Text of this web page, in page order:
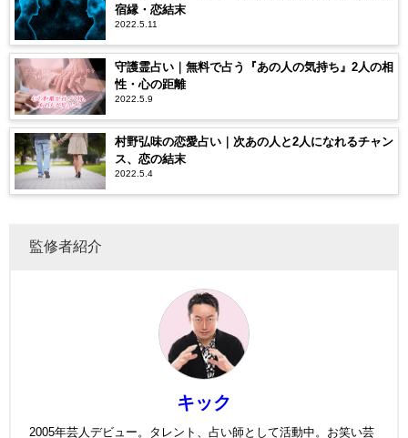
宿縁・恋結末
2022.5.11
守護霊占い｜無料で占う『あの人の気持ち』2人の相
性・心の距離
2022.5.9
村野弘味の恋愛占い｜次あの人と2人になれるチャン
ス、恋の結末
2022.5.4
監修者紹介
キック
2005年芸人デビュー。タレント、占い師として活動中。お笑い芸